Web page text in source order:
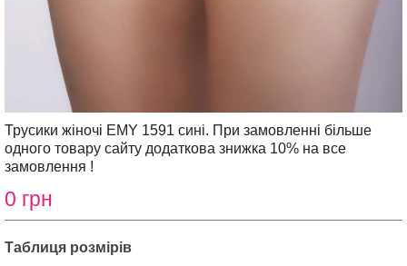
Трусики жіночі EMY 1591 сині. При замовленні більше
одного товару сайту додаткова знижка 10% на все
замовлення !
0 грн
Таблиця розмірів